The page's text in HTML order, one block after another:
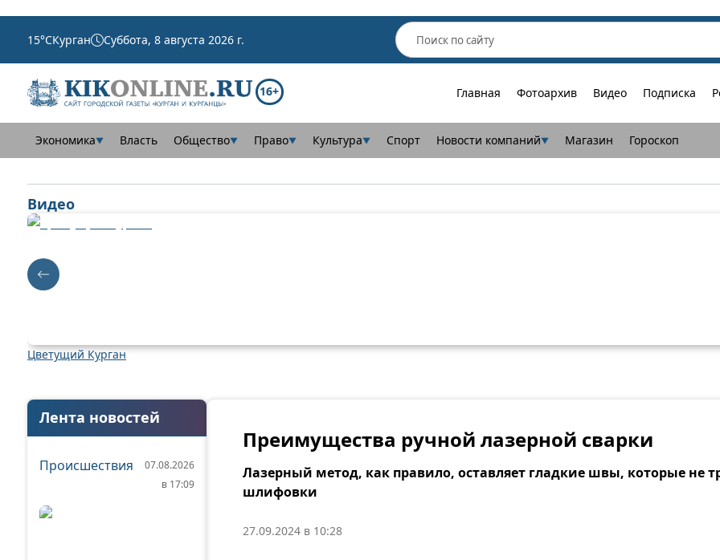
15°CКурган Суббота, 8 августа 2026 г.
16+ Главная Фотоархив Видео Подписка
Экономика▼ Власть Общество▼ Право▼ Культура▼ Спорт Новости компаний▼ Магазин Гороскоп
Видео
Цветущий Курган
Лента новостей
Происшествия
07.08.2026
в 17:09
Преимущества ручной лазерной сварки
Лазерный метод, как правило, оставляет гладкие швы, которые не
шлифовки
27.09.2024 в 10:28